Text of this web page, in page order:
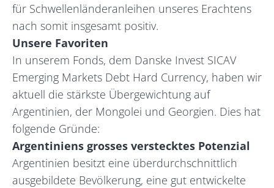
für Schwellenländeranleihen unseres Erachtens
nach somit insgesamt positiv.
Unsere Favoriten
In unserem Fonds, dem Danske Invest SICAV
Emerging Markets Debt Hard Currency, haben wir
aktuell die stärkste Übergewichtung auf
Argentinien, der Mongolei und Georgien. Dies hat
folgende Gründe:
Argentiniens grosses verstecktes Potenzial
Argentinien besitzt eine überdurchschnittlich
ausgebildete Bevölkerung, eine gut entwickelte